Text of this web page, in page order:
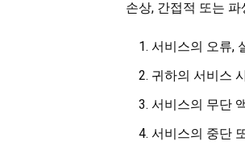
손상, 간접적 또는
서비스의 오류,
귀하의 서비스
서비스의 무단
서비스의 중단